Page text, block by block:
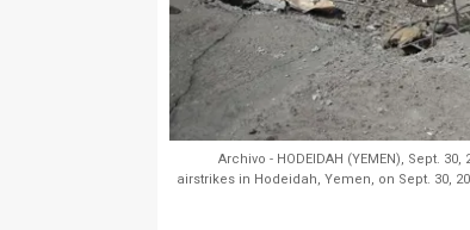
Archivo - HODEIDAH (YEMEN), Sept.
airstrikes in Hodeidah, Yemen, on Sept. 30,